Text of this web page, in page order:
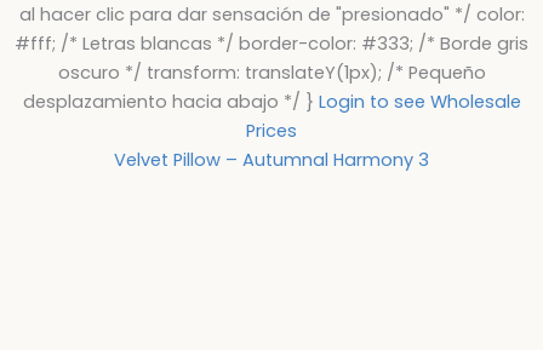
al hacer clic para dar sensación de "presionado" */ color:
#fff; /* Letras blancas */ border-color: #333; /* Borde gris
oscuro */ transform: translateY(1px); /* Pequeño
desplazamiento hacia abajo */ } Login to see Wholesale
Prices
Velvet Pillow – Autumnal Harmony 3